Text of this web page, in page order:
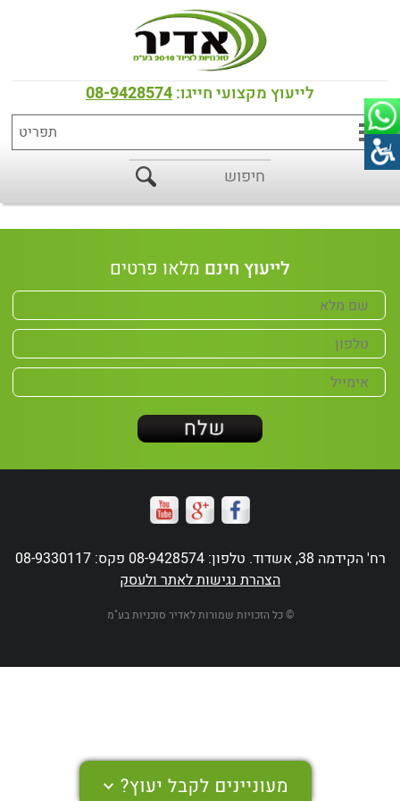
לייעוץ מקצועי חייגו:08-9428574
דף הבית>מוצרים>התזת ביצים
התזת ביצים
לייעוץ חינם מלאו פרטים
רח' הקידמה 38, אשדוד. טלפון: 08-9428574 פקס: 08-9330117
הצהרת נגישות לאתר ולעסק
© כל הזכויות שמורות לאדיר סוכניות בע"מ